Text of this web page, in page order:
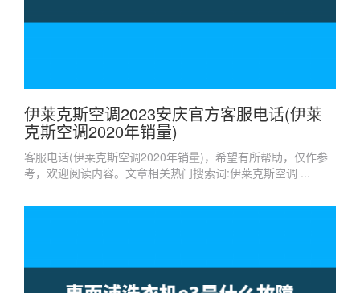
伊莱克斯空调2023安庆官方客服电话(伊莱
克斯空调2020年销量)
客服电话(伊莱克斯空调2020年销量)，希望有所帮助，仅作参
考，欢迎阅读内容。文章相关热门搜索词:伊莱克斯空调 ...